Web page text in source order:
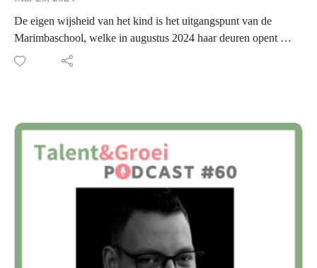
De eigen wijsheid van het kind is het uitgangspunt van de
Marimbaschool, welke in augustus 2024 haar deuren opent in
(de omgeving van) Baarn.
zelf een nieuwe school te starten, waarbij leren van binnen
Beiden zijn jarenlang werkzaam in het onderwijs en zien dat
het onderwijs in toenemende mate gericht is op het halen van
doelen, overdragen van kennis en voldoen aan alle regels die
Liever kijken zij écht naar het kind en zijn gaan onderzoeken
hoe zij zelf een school kunnen starten en het echt anders doen.
In deze podcastaflevering vertellen Barbara en Imre o.a.: